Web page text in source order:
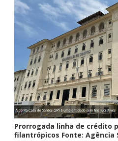
Prorrogada linha de crédito
filantrópicos Fonte: Agência